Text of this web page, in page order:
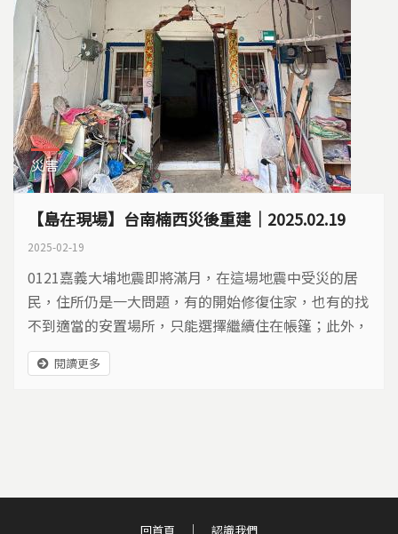
災害
【島在現場】台南楠西災後重建｜2025.02.19
2025-02-19
0121嘉義大埔地震即將滿月，在這場地震中受災的居
民，住所仍是一大問題，有的開始修復住家，也有的找
不到適當的安置場所，只能選擇繼續住在帳篷；此外，
震後重建需要修補的不只是建物本身，台南楠西是重要
的農產基地，要如何重振農村農業，也是重要課題。
閱讀更多
回首頁 認識我們